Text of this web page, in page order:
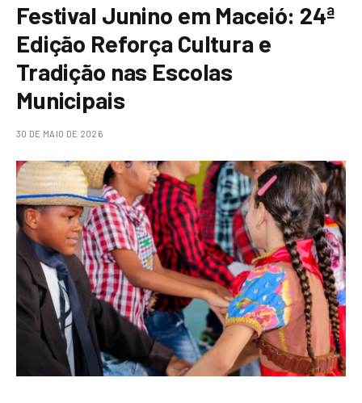
Festival Junino em Maceió: 24ª
Edição Reforça Cultura e
Tradição nas Escolas
Municipais
30 DE MAIO DE 2026